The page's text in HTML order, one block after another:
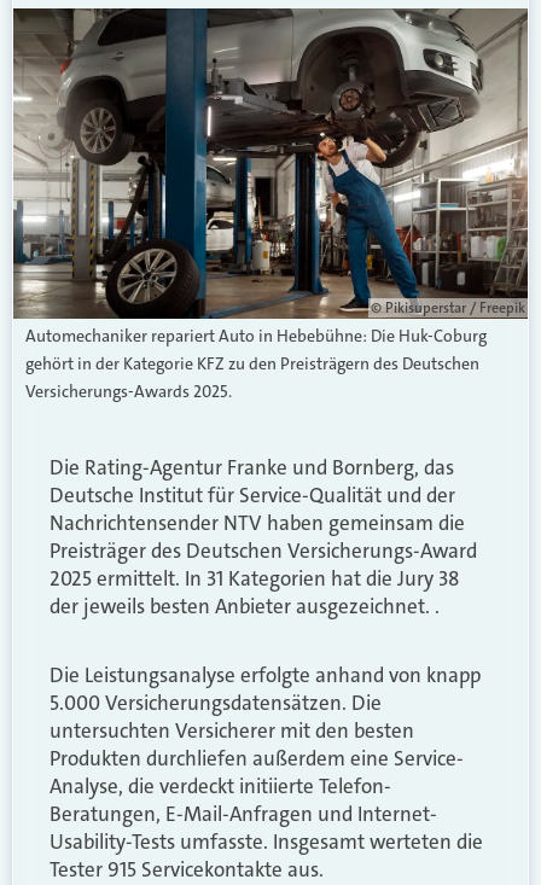
© Pikisuperstar / Freepik
Automechaniker repariert Auto in Hebebühne: Die Huk-Coburg
gehört in der Kategorie KFZ zu den Preisträgern des Deutschen
Versicherungs-Awards 2025.
Die Rating-Agentur Franke und Bornberg, das
Deutsche Institut für Service-Qualität und der
Nachrichtensender NTV haben gemeinsam die
Preisträger des Deutschen Versicherungs-Award
2025 ermittelt. In 31 Kategorien hat die Jury 38
der jeweils besten Anbieter ausgezeichnet. .
Die Leistungsanalyse erfolgte anhand von knapp
5.000 Versicherungsdatensätzen. Die
untersuchten Versicherer mit den besten
Produkten durchliefen außerdem eine Service-
Analyse, die verdeckt initiierte Telefon-
Beratungen, E-Mail-Anfragen und Internet-
Usability-Tests umfasste. Insgesamt werteten die
Tester 915 Servicekontakte aus.